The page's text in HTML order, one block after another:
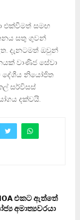
එක්වීමත් සමඟ
සතු ගුවන්
දැනටමත් ඔවුන්
වාණිජ සේවා
දේශීය නියෝජිත
සර්විසස්
දක්වයි.
එකට ඇත්තේ
අමාත්‍යවරයා